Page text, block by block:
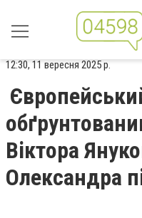
12:30, 11 вересня 2025 р.
Віктора
Олександра